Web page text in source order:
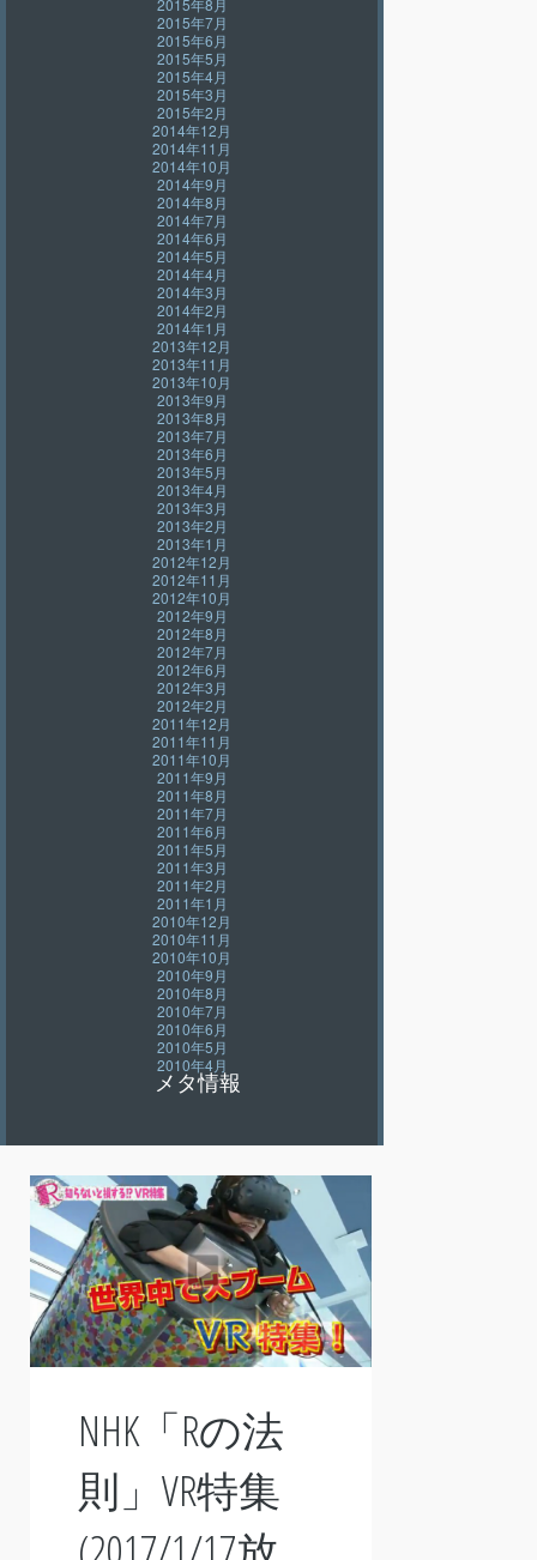
2015年8月
2015年7月
2015年6月
2015年5月
2015年4月
2015年3月
2015年2月
2014年12月
2014年11月
2014年10月
2014年9月
2014年8月
2014年7月
2014年6月
2014年5月
2014年4月
2014年3月
2014年2月
2014年1月
2013年12月
2013年11月
2013年10月
2013年9月
2013年8月
2013年7月
2013年6月
2013年5月
2013年4月
2013年3月
2013年2月
2013年1月
2012年12月
2012年11月
2012年10月
2012年9月
2012年8月
2012年7月
2012年6月
2012年3月
2012年2月
2011年12月
2011年11月
2011年10月
2011年9月
2011年8月
2011年7月
2011年6月
2011年5月
2011年3月
2011年2月
2011年1月
2010年12月
2010年11月
2010年10月
2010年9月
2010年8月
2010年7月
2010年6月
2010年5月
2010年4月
メタ情報
NHK「Rの法
則」VR特集